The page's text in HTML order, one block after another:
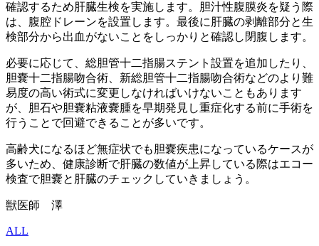
確認するため肝臓生検を実施します。胆汁性腹膜炎を疑う際
は、腹腔ドレーンを設置します。最後に肝臓の剥離部分と生
検部分から出血がないことをしっかりと確認し閉腹します。
必要に応じて、総胆管十二指腸ステント設置を追加したり、
胆嚢十二指腸吻合術、新総胆管十二指腸吻合術などのより難
易度の高い術式に変更しなければいけないこともあります
が、胆石や胆嚢粘液嚢腫を早期発見し重症化する前に手術を
行うことで回避できることが多いです。
高齢犬になるほど無症状でも胆嚢疾患になっているケースが
多いため、健康診断で肝臓の数値が上昇している際はエコー
検査で胆嚢と肝臓のチェックしていきましょう。
獣医師 澤
ALL